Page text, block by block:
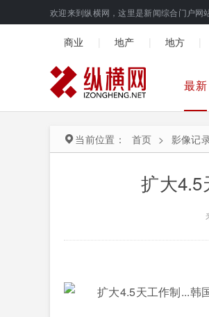
欢迎来到纵横网，这里是新闻综合门户网
商业 地产 地方
最新
当前位置： 首页 > 影像记
扩大4.5